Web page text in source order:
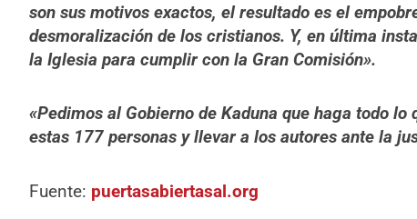
son sus motivos exactos, el resultado es el
desmoralización de los cristianos. Y, en última
la Iglesia para cumplir con la Gran Comisión».
«Pedimos al Gobierno de Kaduna que haga todo
estas 177 personas y llevar a los autores ante la
Fuente: puertasabiertasal.org